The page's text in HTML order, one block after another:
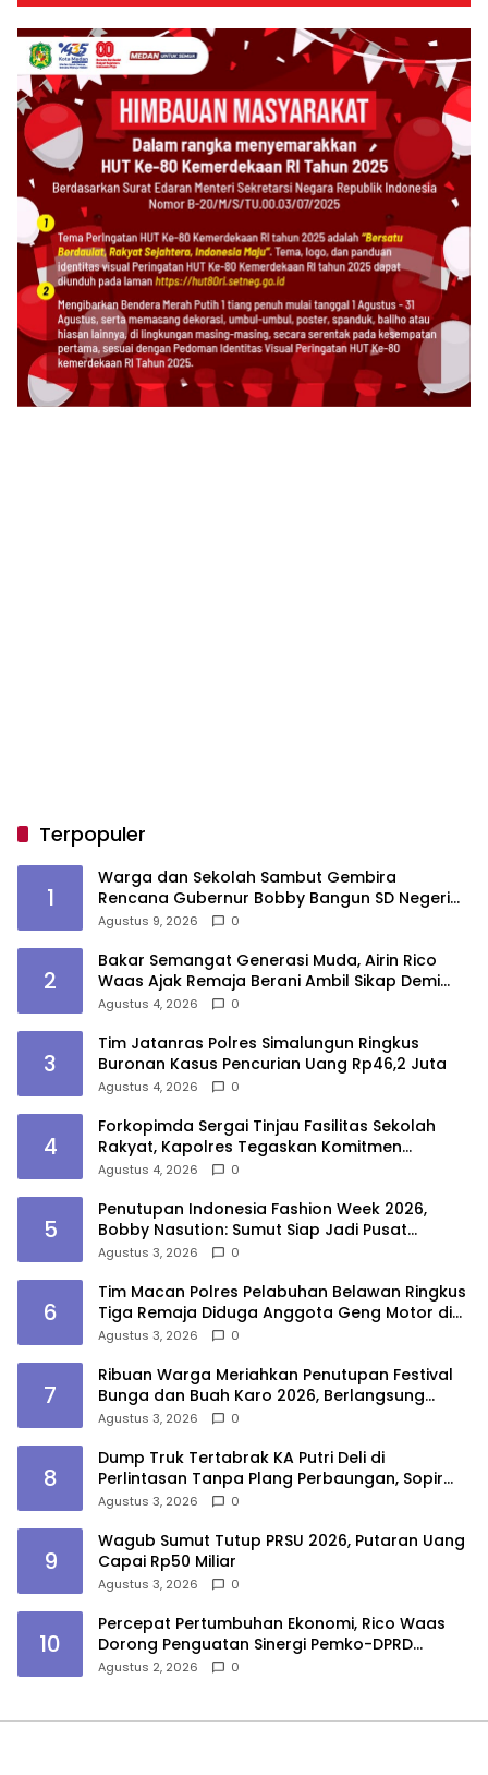
Terpopuler
1
Warga dan Sekolah Sambut Gembira
Rencana Gubernur Bobby Bangun SD Negeri
Lasara di Nias Utara
Agustus 9, 2026 0
2
Bakar Semangat Generasi Muda, Airin Rico
Waas Ajak Remaja Berani Ambil Sikap Demi
Masa Depan
Agustus 4, 2026 0
3
Tim Jatanras Polres Simalungun Ringkus
Buronan Kasus Pencurian Uang Rp46,2 Juta
Agustus 4, 2026 0
4
Forkopimda Sergai Tinjau Fasilitas Sekolah
Rakyat, Kapolres Tegaskan Komitmen
Ciptakan Lingkungan Belajar Aman dan
Agustus 4, 2026 0
5
Penutupan Indonesia Fashion Week 2026,
Bobby Nasution: Sumut Siap Jadi Pusat
Fashion Indonesia Lewat Wastra
Agustus 3, 2026 0
6
Tim Macan Polres Pelabuhan Belawan Ringkus
Tiga Remaja Diduga Anggota Geng Motor di
Marelan
Agustus 3, 2026 0
7
Ribuan Warga Meriahkan Penutupan Festival
Bunga dan Buah Karo 2026, Berlangsung
Aman di Bawah Pengamanan Gabungan
Agustus 3, 2026 0
8
Dump Truk Tertabrak KA Putri Deli di
Perlintasan Tanpa Plang Perbaungan, Sopir
Tewas
Agustus 3, 2026 0
9
Wagub Sumut Tutup PRSU 2026, Putaran Uang
Capai Rp50 Miliar
Agustus 3, 2026 0
10
Percepat Pertumbuhan Ekonomi, Rico Waas
Dorong Penguatan Sinergi Pemko-DPRD
Medan
Agustus 2, 2026 0